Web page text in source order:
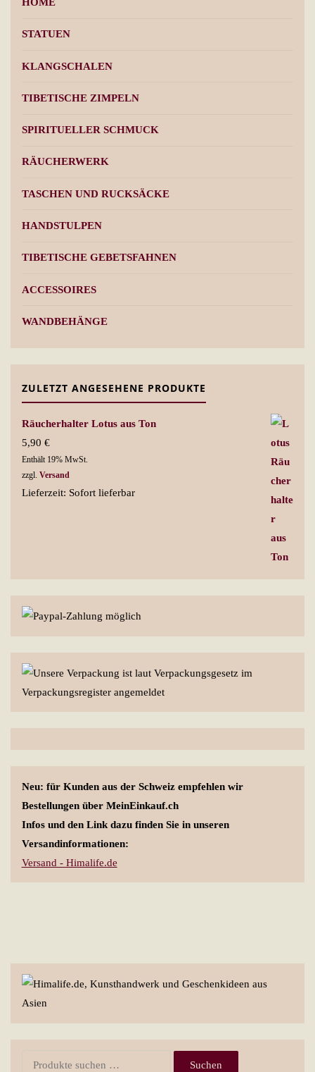
STATUEN
KLANGSCHALEN
TIBETISCHE ZIMPELN
SPIRITUELLER SCHMUCK
RÄUCHERWERK
TASCHEN UND RUCKSÄCKE
HANDSTULPEN
TIBETISCHE GEBETSFAHNEN
ACCESSOIRES
WANDBEHÄNGE
ZULETZT ANGESEHENE PRODUKTE
Räucherhalter Lotus aus Ton
5,90 €
Enthält 19% MwSt.
zzgl. Versand
Lieferzeit: Sofort lieferbar
Neu: für Kunden aus der Schweiz empfehlen wir
Bestellungen über MeinEinkauf.ch
Infos und den Link dazu finden Sie in unseren
Versandinformationen:
Versand - Himalife.de
Suchen
Suchen